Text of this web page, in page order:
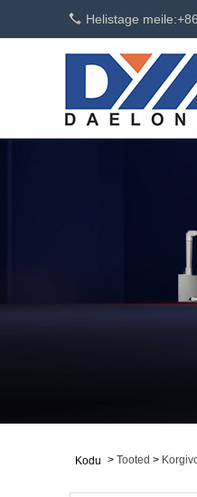
Helistage meile:
Kodu > Tooted >